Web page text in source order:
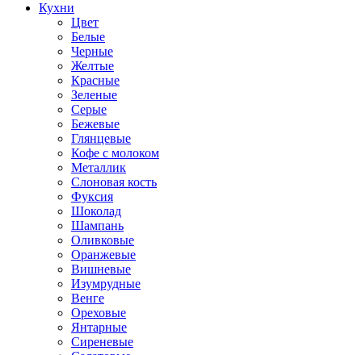
Кухни
Цвет
Белые
Черные
Желтые
Красные
Зеленые
Серые
Бежевые
Глянцевые
Кофе с молоком
Металлик
Слоновая кость
Фуксия
Шоколад
Шампань
Оливковые
Оранжевые
Вишневые
Изумрудные
Венге
Ореховые
Янтарные
Сиреневые